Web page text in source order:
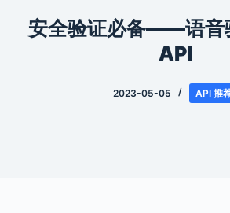
安全验证必备——语音
API
2023-05-05 API 推